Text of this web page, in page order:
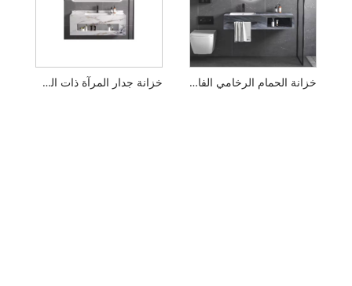
خزانة جدار المرآة ذات الطراز الحديث خزانة الحمام الرخامي الفاخر